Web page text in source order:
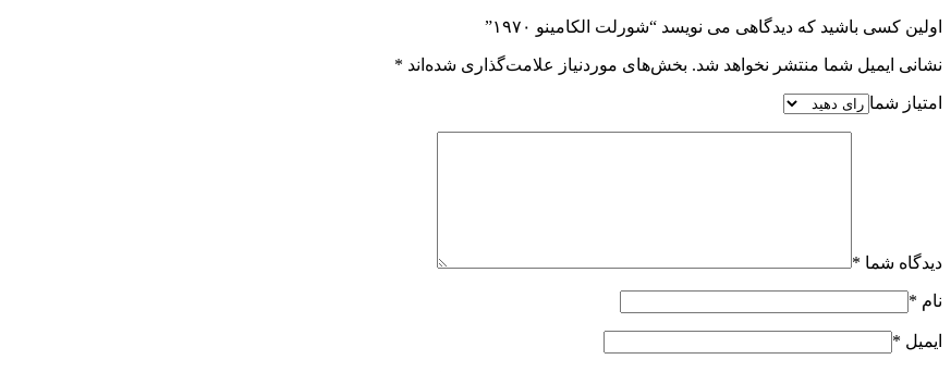
اولین کسی باشید که دیدگاهی می نویسد “شورلت الکامینو ۱۹۷۰”
نشانی ایمیل شما منتشر نخواهد شد. بخش‌های موردنیاز علامت‌گذاری شده‌اند *
امتیاز شما
دیدگاه شما *
نام *
ایمیل *